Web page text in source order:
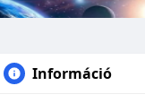
Információ